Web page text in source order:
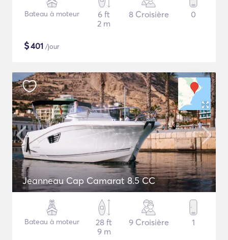
Bateau à moteur
6 ft
2 m
8 Croisière 0
$401 /jour
Jeanneau Cap Camarat 8.5 CC
Bateau à moteur
28 ft
9 m
9 Croisière 1